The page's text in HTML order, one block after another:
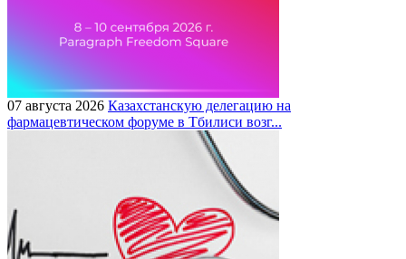
07 августа 2026 Казахстанскую делегацию на
фармацевтическом форуме в Тбилиси возг...